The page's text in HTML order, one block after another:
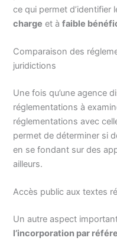
ce qui permet
charge et àfaible
Comparaison des
juridictions
Une fois qu’une agence
réglementations à
réglementations avec
permet de déterminer si
en se fondant sur des
ailleurs.
Accès public aux textes
Un autre aspect
l’incorporation par